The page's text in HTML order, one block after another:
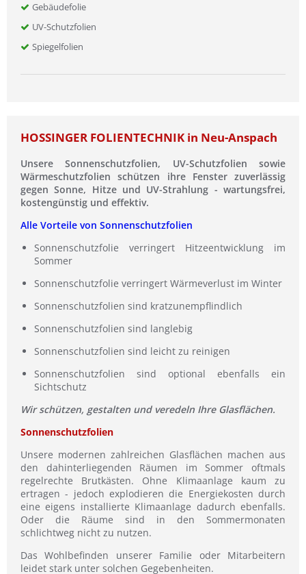
Gebäudefolie
UV-Schutzfolien
Spiegelfolien
HOSSINGER FOLIENTECHNIK in Neu-Anspach
Unsere Sonnenschutzfolien, UV-Schutzfolien sowie
Wärmeschutzfolien schützen ihre Fenster zuverlässig
gegen Sonne, Hitze und UV-Strahlung - wartungsfrei,
kostengünstig und effektiv.
Alle Vorteile von Sonnenschutzfolien
Sonnenschutzfolie verringert Hitzeentwicklung im
Sommer
Sonnenschutzfolie verringert Wärmeverlust im Winter
Sonnenschutzfolien sind kratzunempflindlich
Sonnenschutzfolien sind langlebig
Sonnenschutzfolien sind leicht zu reinigen
Sonnenschutzfolien sind optional ebenfalls ein
Sichtschutz
Wir schützen, gestalten und veredeln Ihre Glasflächen.
Sonnenschutzfolien
Unsere modernen zahlreichen Glasflächen machen aus
den dahinterliegenden Räumen im Sommer oftmals
regelrechte Brutkästen. Ohne Klimaanlage kaum zu
ertragen - jedoch explodieren die Energiekosten durch
eine eigens installierte Klimaanlage dadurch ebenfalls.
Oder die Räume sind in den Sommermonaten
schlichtweg nicht zu nutzen.
Das Wohlbefinden unserer Familie oder Mitarbeitern
leidet stark unter solchen Gegebenheiten.